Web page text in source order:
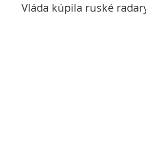
Vláda kúpila ruské radary